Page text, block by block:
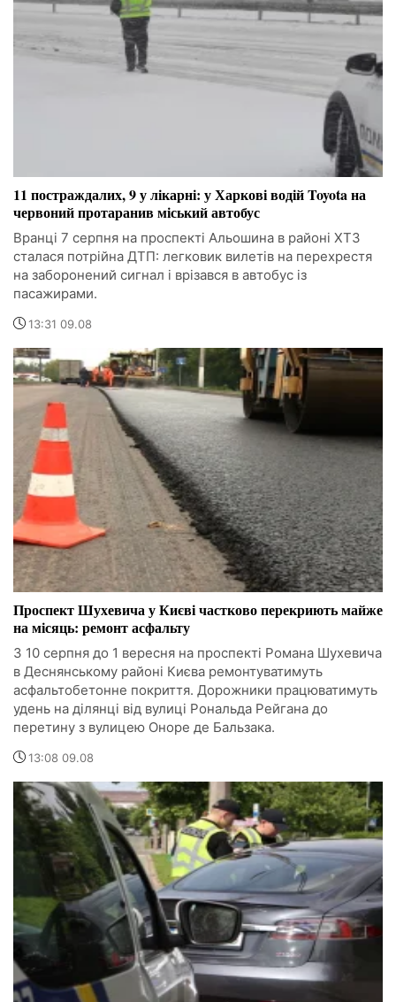
11 постраждалих, 9 у лікарні: у Харкові водій Toyota на
червоний протаранив міський автобус
Вранці 7 серпня на проспекті Альошина в районі ХТЗ
сталася потрійна ДТП: легковик вилетів на перехрестя
на заборонений сигнал і врізався в автобус із
пасажирами.
13:31 09.08
Проспект Шухевича у Києві частково перекриють майже
на місяць: ремонт асфальту
З 10 серпня до 1 вересня на проспекті Романа Шухевича
в Деснянському районі Києва ремонтуватимуть
асфальтобетонне покриття. Дорожники працюватимуть
удень на ділянці від вулиці Рональда Рейгана до
перетину з вулицею Оноре де Бальзака.
13:08 09.08